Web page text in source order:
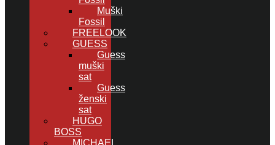
Muški
Fossil
FREELOOK
GUESS
Guess
muški
sat
Guess
ženski
sat
HUGO
BOSS
MICHAEL